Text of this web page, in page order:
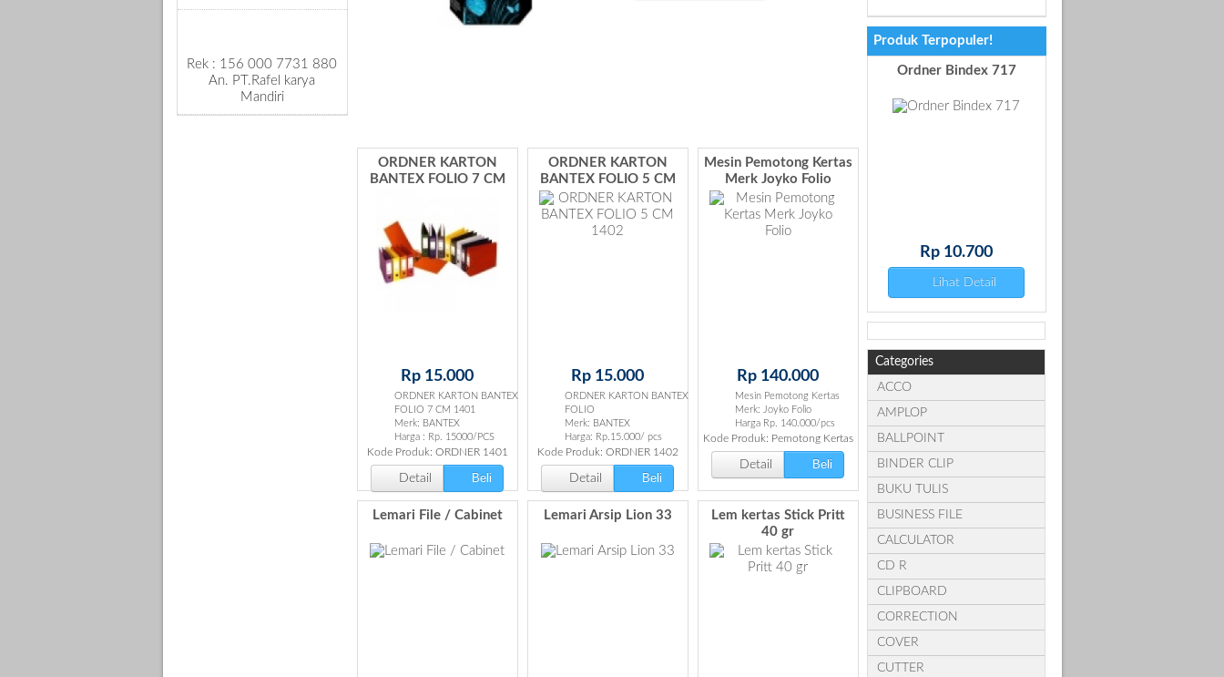
Rek : 156 000 7731 880
An. PT.Rafel karya
Mandiri
ORDNER KARTON
BANTEX FOLIO 7 CM
Rp 15.000
ORDNER KARTON BANTEX
FOLIO 7 CM 1401
Merk: BANTEX
Harga : Rp. 15000/PCS
Kode Produk: ORDNER 1401
Detail Beli
ORDNER KARTON
BANTEX FOLIO 5 CM
1402
Rp 15.000
ORDNER KARTON BANTEX
FOLIO
Merk: BANTEX
Harga: Rp.15.000/ pcs
Kode Produk: ORDNER 1402
Detail Beli
Mesin Pemotong Kertas
Merk Joyko Folio
Rp 140.000
Mesin Pemotong Kertas
Merk: Joyko Folio
Harga Rp. 140.000/pcs
Kode Produk: Pemotong Kertas
Detail Beli
Lemari File / Cabinet Lemari Arsip Lion 33
Lem kertas Stick Pritt
40 gr
Produk Terpopuler!
KERTAS HVS A4 60 GR
Rp 24.800
Lihat Detail
Categories
ACCO
AMPLOP
BALLPOINT
BINDER CLIP
BUKU TULIS
BUSINESS FILE
CALCULATOR
CD R
CLIPBOARD
CORRECTION
COVER
CUTTER